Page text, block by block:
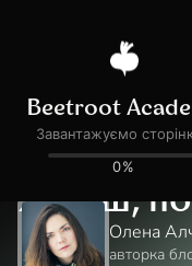
Блог Кар'єра в ІТ
Робота –
хутчіш,
Олена
авторка